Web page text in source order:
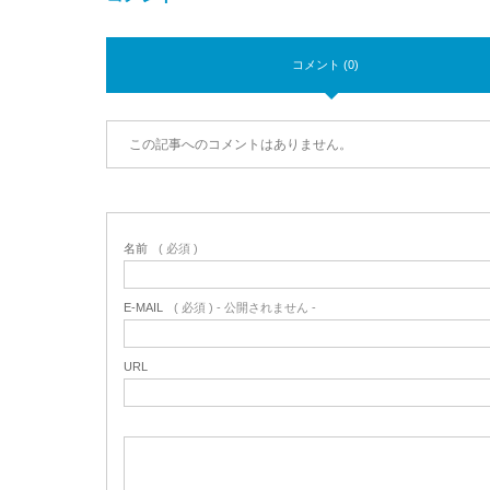
コメント (0)
この記事へのコメントはありません。
名前 ( 必須 )
E-MAIL ( 必須 ) - 公開されません -
URL